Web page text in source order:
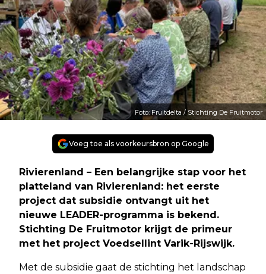
Foto: Fruitdelta / Stichting De Fruitmotor
Voeg toe als voorkeursbron op Google
Rivierenland – Een belangrijke stap voor het
platteland van Rivierenland: het eerste
project dat subsidie ontvangt uit het
nieuwe LEADER-programma is bekend.
Stichting De Fruitmotor krijgt de primeur
met het project Voedsellint Varik-Rijswijk.
Met de subsidie gaat de stichting het landschap